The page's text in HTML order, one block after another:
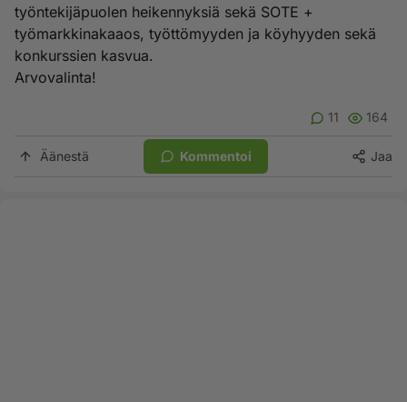
työntekijäpuolen heikennyksiä sekä SOTE +
työmarkkinakaaos, työttömyyden ja köyhyyden sekä
konkurssien kasvua.
Arvovalinta!
11 164
Äänestä Kommentoi Jaa